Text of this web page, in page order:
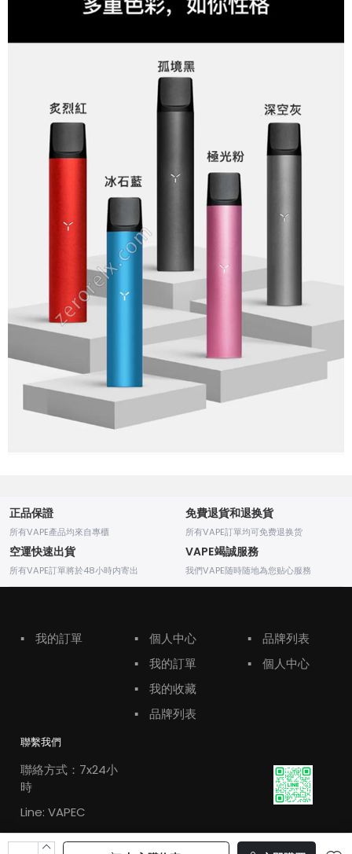
正品保證
所有VAPE產品均來自專櫃
免費退貨和退换貨
所有VAPE訂單均可免费退换货
空運快速出貨
所有VAPE訂單將於48小時内寄出
VAPE竭誠服務
我們VAPE随時随地為您贴心服務
▪ 我的訂單 ▪
個人中心
▪
我的訂單
▪
我的收藏
▪
品牌列表
▪
品牌列表
▪
個人中心
聯繫我們
聯絡方式：7x24小
時
Line: VAPEC